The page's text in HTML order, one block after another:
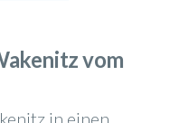
vom
in einen